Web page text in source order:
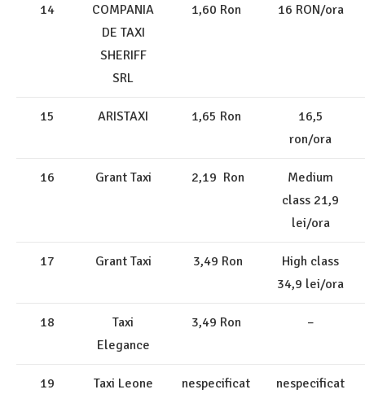
14
COMPANIA
DE TAXI
SHERIFF
SRL
1,60 Ron 16 RON/ora
15 ARISTAXI 1,65 Ron
16,5
ron/ora
16 Grant Taxi 2,19 Ron
Medium
class 21,9
lei/ora
17 Grant Taxi 3,49 Ron
High class
34,9 lei/ora
18
Taxi
Elegance
3,49 Ron –
19 Taxi Leone nespecificat nespecificat